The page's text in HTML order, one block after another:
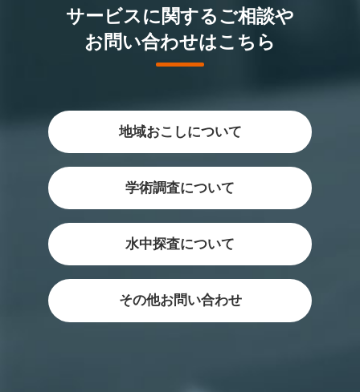
サービスに関するご相談や
お問い合わせはこちら
地域おこしについて
学術調査について
水中探査について
その他お問い合わせ